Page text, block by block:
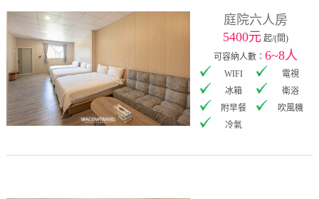
庭院六人房
5400元 起/(間)
可容納人數：6~8人
WIFI
電視
冰箱
衛浴
附早餐
吹風機
冷氣